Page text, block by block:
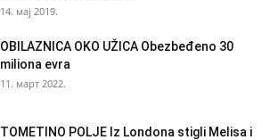
14. мај 2019.
OBILAZNICA OKO UŽICA Obezbeđeno 30
miliona evra
11. март 2022.
TOMETINO POLJE Iz Londona stigli Melisa i